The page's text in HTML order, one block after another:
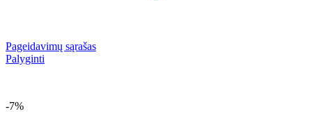
Pageidavimų sąrašas
Palyginti
-7%